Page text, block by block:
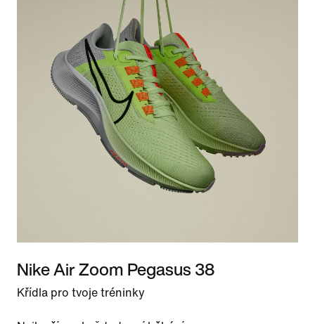
Nike Air Zoom Pegasus 38
Křídla pro tvoje tréninky